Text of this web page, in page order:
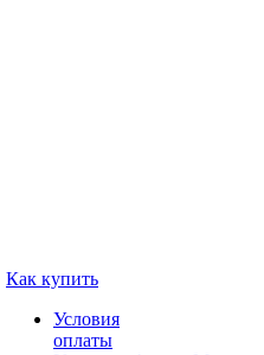
Как купить
Условия
оплаты